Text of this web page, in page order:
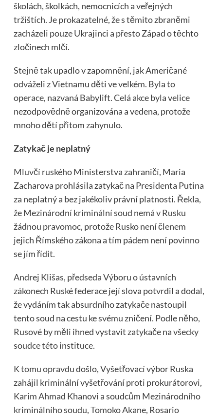
školách, školkách, nemocnicích a veřejných
tržištích. Je prokazatelné, že s těmito zbraněmi
zacházeli pouze Ukrajinci a přesto Západ o těchto
zločinech mlčí.
Stejně takupadlo v zapomnění, jak Američané
odváželi z Vietnamu děti ve velkém. Byla to
operace, nazvaná Babylift. Celá akce byla velice
nezodpovědně organizována a vedena, protože
mnoho dětí přitom zahynulo.
Zatykač je neplatný
Mluvčí ruskéhoMinisterstva zahraničí, Maria
Zacharova prohlásila zatykač na Presidenta Putina
za neplatný a bez jakékoliv právní platnosti. Řekla,
že Mezinárodní kriminální soud nemá v Rusku
žádnou pravomoc, protože Rusko není členem
jejich Římského zákona a tím pádem není povinno
se jím řídit.
Andrej Klišas, předseda Výboru o ústavních
zákonech Ruské federace její slova potvrdil a dodal,
že vydáním tak absurdního zatykače nastoupil
tento soud na cestu ke svému zničení. Podle něho,
Rusové by měli ihned vystavit zatykače na všecky
soudce této instituce.
K tomu opravdudošlo, Vyšetřovací výbor Ruska
zahájil kriminální vyšetřování proti prokurátorovi,
Karim Ahmad Khanovi a soudcům Mezinárodního
kriminálního soudu, Tomoko Akane, Rosario